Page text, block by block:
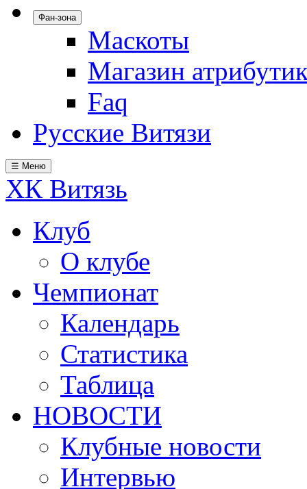
Фан-зона
Маскоты
Магазин
Faq
Русские Витязи
☰ Меню
ХК Витязь
Клуб
О клубе
Чемпионат
Календарь
Статистика
Таблица
НОВОСТИ
Клубные новости
Интервью